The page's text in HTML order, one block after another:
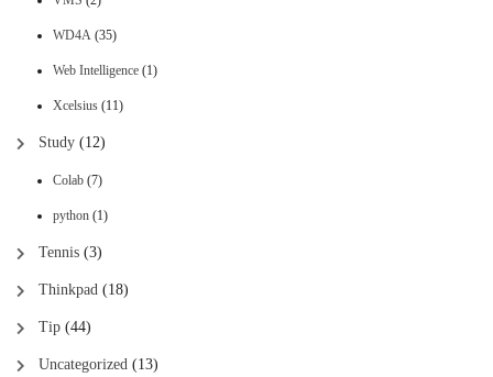
WD4A (35)
Web Intelligence (1)
Xcelsius (11)
Study (12)
Colab (7)
python (1)
Tennis (3)
Thinkpad (18)
Tip (44)
Uncategorized (13)